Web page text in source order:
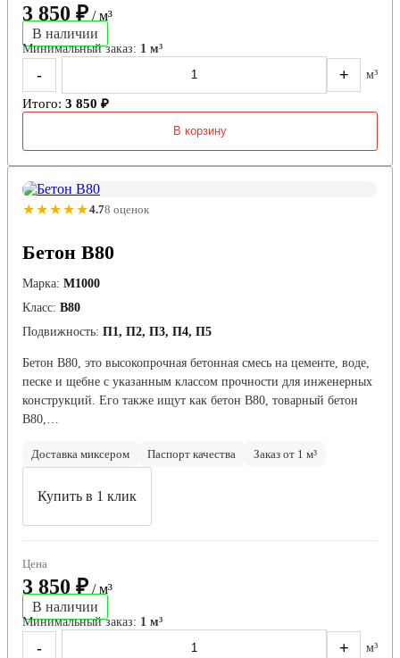
3 850 ₽ / м³
В наличии
Минимальный заказ: 1 м³
- + м³
Итого: 3 850 ₽
В корзину
★★★★★4.78 оценок
Бетон B80
Марка: М1000
Класс: В80
Подвижность: П1, П2, П3, П4, П5
Бетон B80, это высокопрочная бетонная смесь на цементе, воде,
песке и щебне с указанным классом прочности для инженерных
конструкций. Его также ищут как бетон В80, товарный бетон
B80,…
Доставка миксером Паспорт качества Заказ от 1 м³
Купить в 1 клик
Цена
3 850 ₽ / м³
В наличии
Минимальный заказ: 1 м³
- + м³